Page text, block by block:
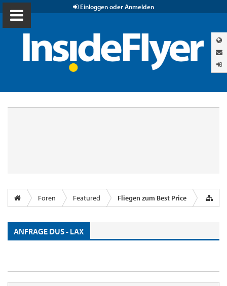
Einloggen oder Anmelden
Foren Featured Fliegen zum Best Price
ANFRAGE DUS - LAX